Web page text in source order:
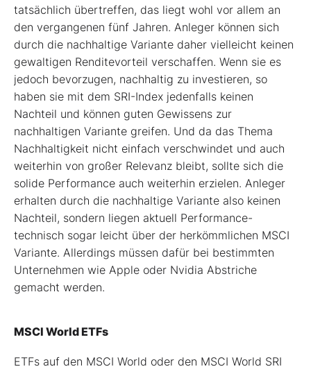
tatsächlich übertreffen, das liegt wohl vor allem an
den vergangenen fünf Jahren. Anleger können sich
durch die nachhaltige Variante daher vielleicht keinen
gewaltigen Renditevorteil verschaffen. Wenn sie es
jedoch bevorzugen, nachhaltig zu investieren, so
haben sie mit dem SRI-Index jedenfalls keinen
Nachteil und können guten Gewissens zur
nachhaltigen Variante greifen. Und da das Thema
Nachhaltigkeit nicht einfach verschwindet und auch
weiterhin von großer Relevanz bleibt, sollte sich die
solide Performance auch weiterhin erzielen. Anleger
erhalten durch die nachhaltige Variante also keinen
Nachteil, sondern liegen aktuell Performance-
technisch sogar leicht über der herkömmlichen MSCI
Variante. Allerdings müssen dafür bei bestimmten
Unternehmen wie Apple oder Nvidia Abstriche
gemacht werden.
MSCI World ETFs
ETFs auf den MSCI World oder den MSCI World SRI